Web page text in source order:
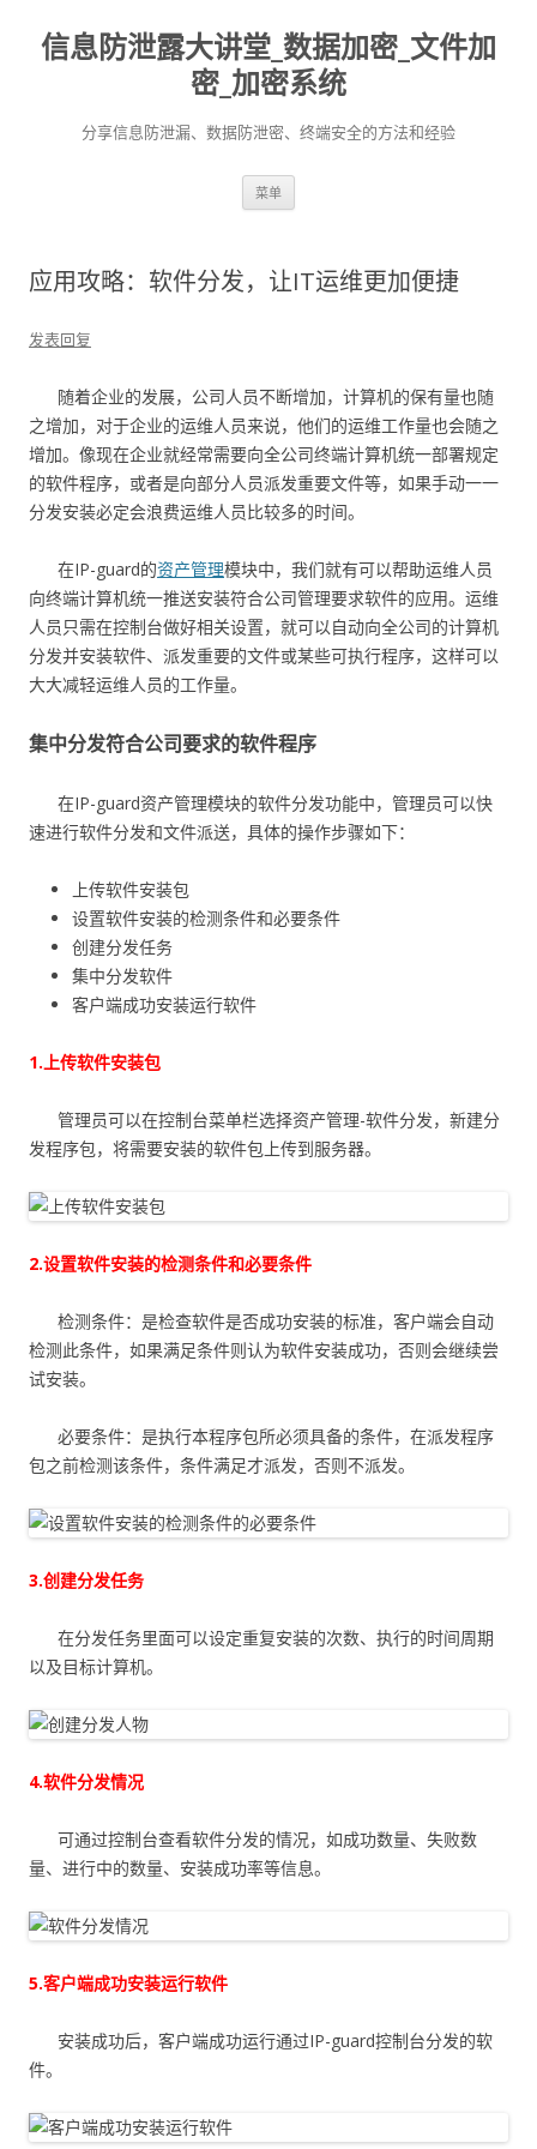
信息防泄露大讲堂_数据加密_文件加
密_加密系统
分享信息防泄漏、数据防泄密、终端安全的方法和经验
菜单
应用攻略：软件分发，让IT运维更加便捷
发表回复
随着企业的发展，公司人员不断增加，计算机的保有量也随
之增加，对于企业的运维人员来说，他们的运维工作量也会随之
增加。像现在企业就经常需要向全公司终端计算机统一部署规定
的软件程序，或者是向部分人员派发重要文件等，如果手动一一
分发安装必定会浪费运维人员比较多的时间。
在IP-guard的资产管理模块中，我们就有可以帮助运维人员
向终端计算机统一推送安装符合公司管理要求软件的应用。运维
人员只需在控制台做好相关设置，就可以自动向全公司的计算机
分发并安装软件、派发重要的文件或某些可执行程序，这样可以
大大减轻运维人员的工作量。
集中分发符合公司要求的软件程序
在IP-guard资产管理模块的软件分发功能中，管理员可以快
速进行软件分发和文件派送，具体的操作步骤如下：
上传软件安装包
设置软件安装的检测条件和必要条件
创建分发任务
集中分发软件
客户端成功安装运行软件
1.上传软件安装包
管理员可以在控制台菜单栏选择资产管理-软件分发，新建分
发程序包，将需要安装的软件包上传到服务器。
2.设置软件安装的检测条件和必要条件
检测条件：是检查软件是否成功安装的标准，客户端会自动
检测此条件，如果满足条件则认为软件安装成功，否则会继续尝
试安装。
必要条件：是执行本程序包所必须具备的条件，在派发程序
包之前检测该条件，条件满足才派发，否则不派发。
3.创建分发任务
在分发任务里面可以设定重复安装的次数、执行的时间周期
以及目标计算机。
4.软件分发情况
可通过控制台查看软件分发的情况，如成功数量、失败数
量、进行中的数量、安装成功率等信息。
5.客户端成功安装运行软件
安装成功后，客户端成功运行通过IP-guard控制台分发的软
件。